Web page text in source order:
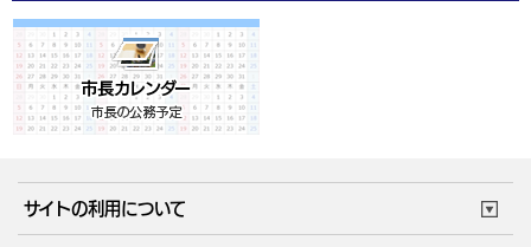
サイトの利用について